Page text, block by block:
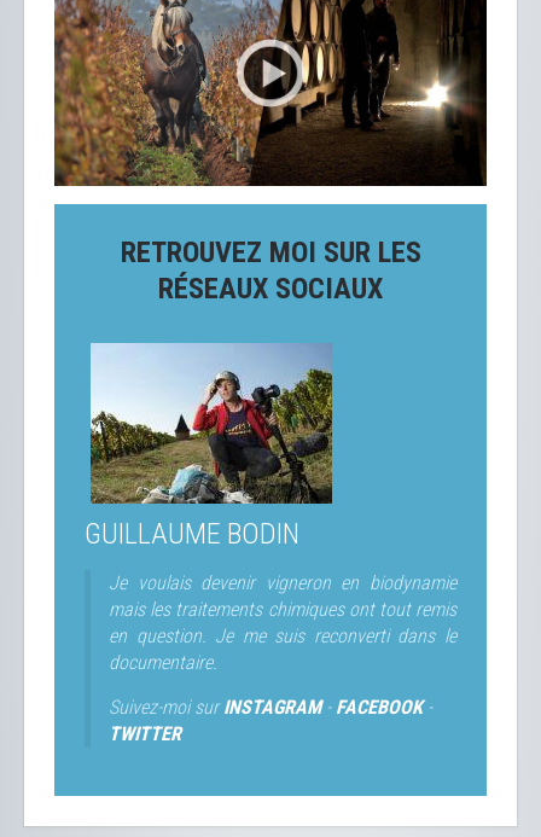
RETROUVEZ MOI SUR LES
RÉSEAUX SOCIAUX
GUILLAUME BODIN
Je voulais devenir vigneron en biodynamie
mais les traitements chimiques ont tout remis
en question. Je me suis reconverti dans le
documentaire.
Suivez-moi surINSTAGRAM- FACEBOOK-
TWITTER